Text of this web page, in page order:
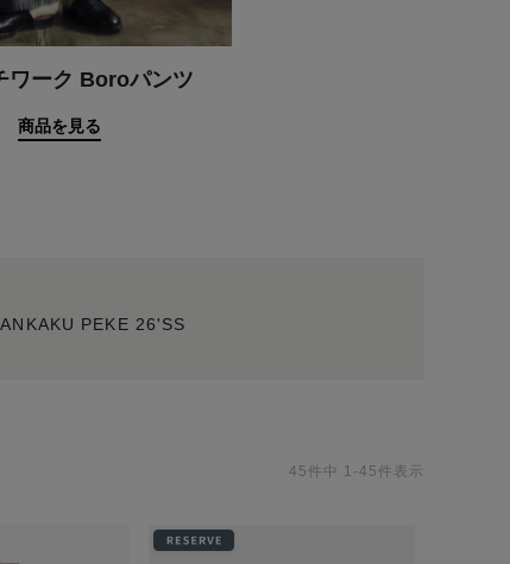
ワーク Boroパンツ
商品を見る
PEKE 26'SS
45件中 1 -45件表示